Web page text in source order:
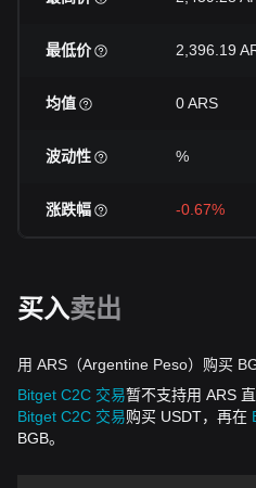
最低价 2,396.19
均值 0 ARS
波动性 %
涨跌幅 -0.67%
买入卖出
用 ARS（Argentine Peso）购买
Bitget C2C 交易暂不支持用 ARS
Bitget C2C 交易购买 USDT，再在
BGB。